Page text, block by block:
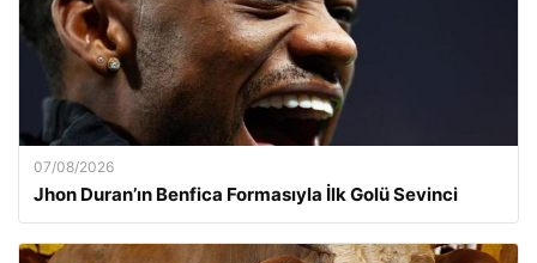
07/08/2026
Jhon Duran’ın Benfica Formasıyla İlk Golü Sevinci